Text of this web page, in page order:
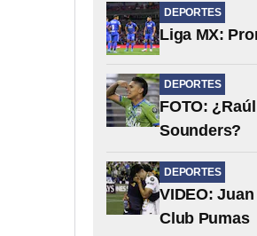
DEPORTES
Liga MX:
DEPORTES
FOTO:
Sounders?
DEPORTES
VIDEO:
Club Pumas